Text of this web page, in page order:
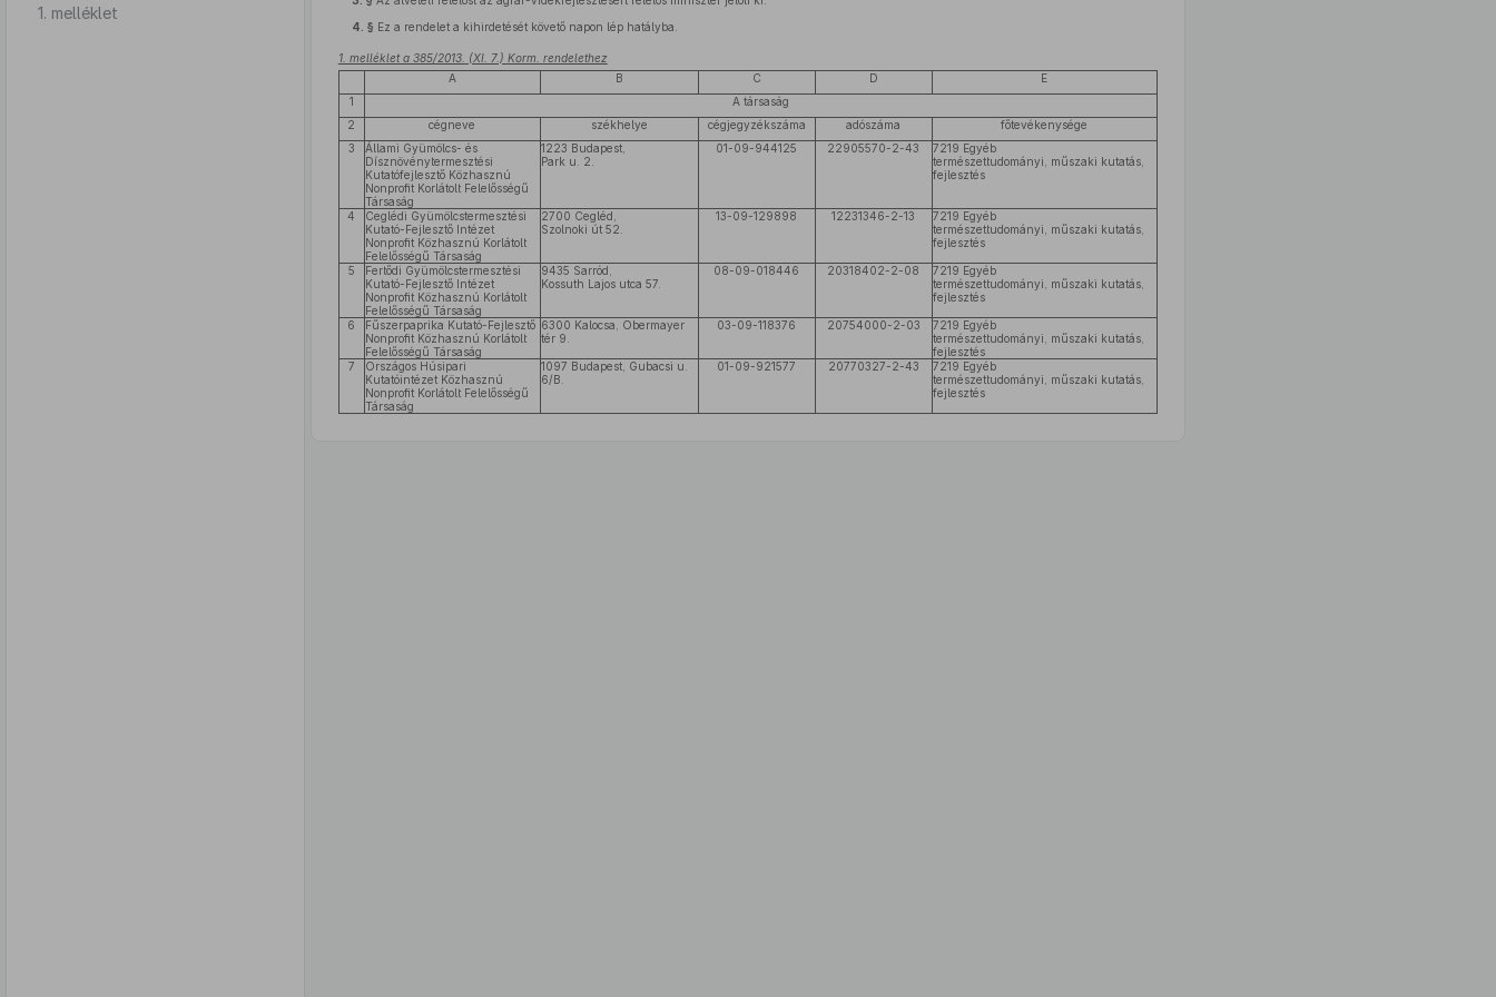
1. melléklet
4. § Ez a rendelet a kihirdetését követő napon lép hatályba.
1. melléklet a 385/2013. (XI. 7.) Korm. rendelethez
A
B C D
E
1
A társaság
2
cégneve székhelye cégjegyzékszáma adószáma
főtevékenysége
3
Állami Gyümölcs- és
Dísznövénytermesztési
Kutatófejlesztő Közhasznú
Nonprofit Korlátolt Felelősségű
Társaság
1223 Budapest,
Park u. 2.
01-09-944125 22905570-2-43
7219 Egyéb
természettudományi, műszaki kutatás,
fejlesztés
4
Ceglédi Gyümölcstermesztési
Kutató-Fejlesztő Intézet
Nonprofit Közhasznú Korlátolt
Felelősségű Társaság
2700 Cegléd,
Szolnoki út 52.
13-09-129898 12231346-2-13
7219 Egyéb
természettudományi, műszaki kutatás,
fejlesztés
5
Fertődi Gyümölcstermesztési
Kutató-Fejlesztő Intézet
Nonprofit Közhasznú Korlátolt
Felelősségű Társaság
9435 Sarród,
Kossuth Lajos utca 57.
08-09-018446 20318402-2-08
7219 Egyéb
természettudományi, műszaki kutatás,
fejlesztés
6
Fűszerpaprika Kutató-Fejlesztő
Nonprofit Közhasznú Korlátolt
Felelősségű Társaság
6300 Kalocsa, Obermayer
tér 9.
03-09-118376 20754000-2-03
7219 Egyéb
természettudományi, műszaki kutatás,
fejlesztés
7
Országos Húsipari
Kutatóintézet Közhasznú
Nonprofit Korlátolt Felelősségű
Társaság
1097 Budapest, Gubacsi u.
6/B.
01-09-921577 20770327-2-43
7219 Egyéb
természettudományi, műszaki kutatás,
fejlesztés